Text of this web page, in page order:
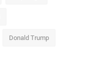
Donald Trump